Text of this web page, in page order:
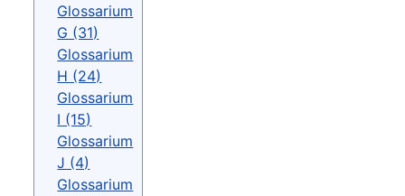
Glossarium
G (31)
Glossarium
H (24)
Glossarium
I (15)
Glossarium
J (4)
Glossarium